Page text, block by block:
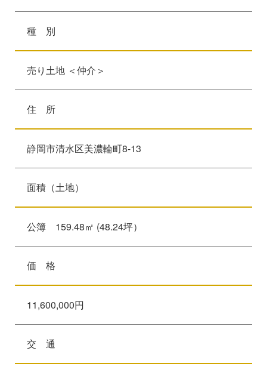
種 別
売り土地 ＜仲介＞
住 所
静岡市清水区美濃輪町8-13
面積（土地）
公簿 159.48㎡ (48.24坪）
価 格
11,600,000円
交 通